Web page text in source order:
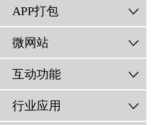
APP打包
微网站
互动功能
行业应用